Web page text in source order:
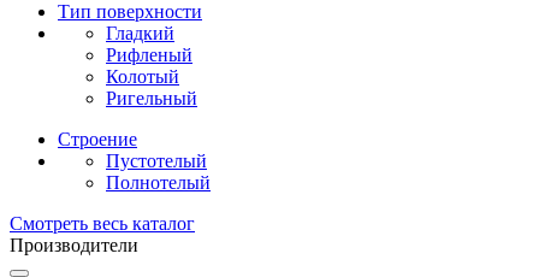
Тип поверхности
Гладкий
Рифленый
Колотый
Ригельный
Строение
Пустотелый
Полнотелый
Смотреть весь каталог
Производители